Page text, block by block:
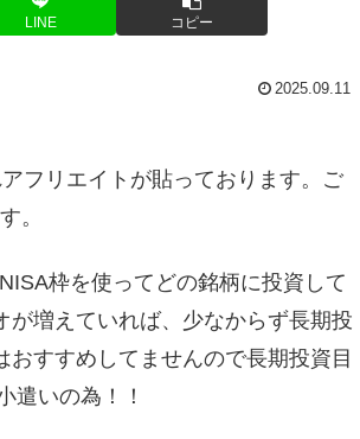
LINE コピー
2025.09.11
フリエイトが貼っております。ご
。
枠を使ってどの銘柄に投資して
増えていれば、少なからず長期投
すすめしてませんので長期投資目
遣いの為！！